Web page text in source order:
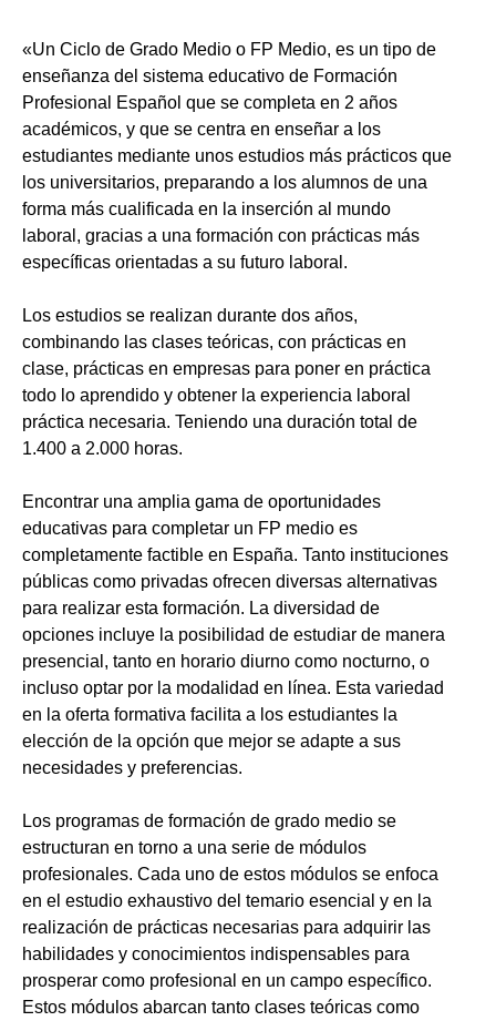
«Un Ciclo de Grado Medio o FP Medio, es un tipo de
enseñanza del sistema educativo de Formación
Profesional Español que se completa en 2 años
académicos, y que se centra en enseñar a los
estudiantes mediante unos estudios más prácticos que
los universitarios, preparando a los alumnos de una
forma más cualificada en la inserción al mundo
laboral, gracias a una formación con prácticas más
específicas orientadas a su futuro laboral.
Los estudios se realizan durante dos años,
combinando las clases teóricas, con prácticas en
clase, prácticas en empresas para poner en práctica
todo lo aprendido y obtener la experiencia laboral
práctica necesaria. Teniendo una duración total de
1.400 a 2.000 horas.
Encontrar una amplia gama de oportunidades
educativas para completar un FP medio es
completamente factible en España. Tanto instituciones
públicas como privadas ofrecen diversas alternativas
para realizar esta formación. La diversidad de
opciones incluye la posibilidad de estudiar de manera
presencial, tanto en horario diurno como nocturno, o
incluso optar por la modalidad en línea. Esta variedad
en la oferta formativa facilita a los estudiantes la
elección de la opción que mejor se adapte a sus
necesidades y preferencias.
Los programas de formación de grado medio se
estructuran en torno a una serie de módulos
profesionales. Cada uno de estos módulos se enfoca
en el estudio exhaustivo del temario esencial y en la
realización de prácticas necesarias para adquirir las
habilidades y conocimientos indispensables para
prosperar como profesional en un campo específico.
Estos módulos abarcan tanto clases teóricas como